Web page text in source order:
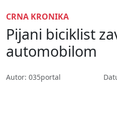
CRNA KRONIKA
Pijani biciklist
automobilom
Autor: 035portal